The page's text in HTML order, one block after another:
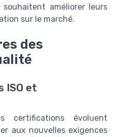
améliorer leurs
sur le marché.
des
ISO et
certifications évoluent
aux nouvelles exigences